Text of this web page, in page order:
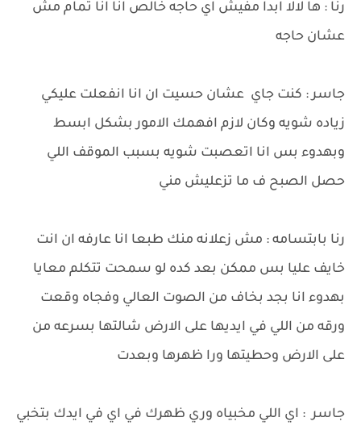
رنا : ها لالا ابدا مفيش اي حاجه خالص انا انا تمام مش
عشان حاجه
جاسر : كنت جاي عشان حسيت ان انا انفعلت عليكي
زياده شويه وكان لازم افهمك الامور بشكل ابسط
وبهدوء بس انا اتعصبت شويه بسبب الموقف اللي
حصل الصبح ف ما تزعليش مني
رنا بابتسامه : مش زعلانه منك طبعا انا عارفه ان انت
خايف عليا بس ممكن بعد كده لو سمحت تتكلم معايا
بهدوء انا بجد بخاف من الصوت العالي وفجاه وقعت
ورقه من اللي في ايديها على الارض شالتها بسرعه من
على الارض وحطيتها ورا ظهرها وبعدت
جاسر : اي اللي مخبياه وري ظهرك في اي في ايدك بتخبي